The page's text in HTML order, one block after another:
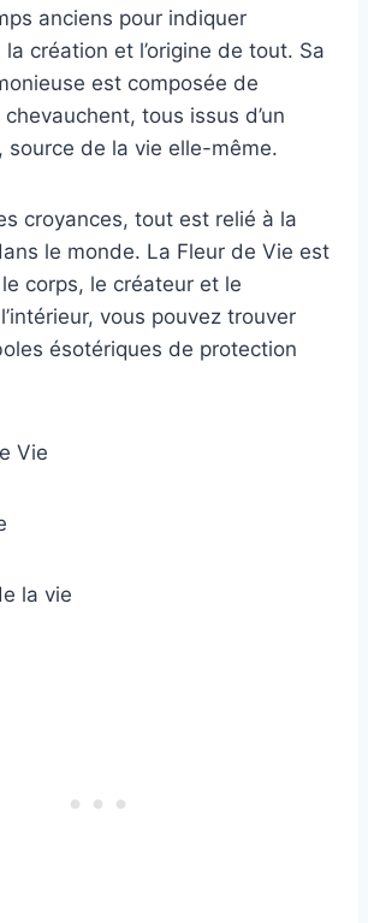
anciens pour indiquer
la création et l’origine de tout. Sa
est composée de
tous issus d’un
source de la vie elle-même.
croyances, tout est relié à la
le monde. La Fleur de Vie est
le corps, le créateur et le
vous pouvez trouver
ésotériques de protection
Vie
la vie